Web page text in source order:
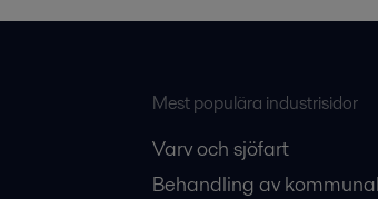
Mest populära industrisidor
Varv och sjöfart
Behandling av